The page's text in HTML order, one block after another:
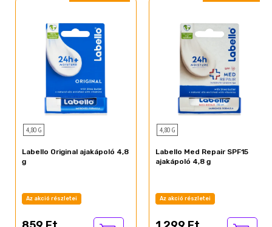
Aroma
Aqua
Tocopherol (Vitamin E)
Tocopheryl Acetate (Vitamin E Derivate)
Ascorbyl Palmitate (Vitamin C Derivate)
Helianthus Annuus Seed Oil (Sunflower Oil)
Pantolactone
Citric Acid
4,80 G
Labello Original ajakápoló 4,8
g
Az akció részletei
4,80 G
Labello Med Repair SPF15
ajakápoló 4,8 g
Az akció részletei